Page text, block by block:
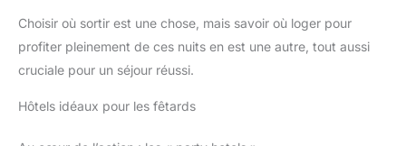
Choisir où sortir est une chose, mais savoir où loger pour
profiter pleinement de ces nuits en est une autre, tout aussi
cruciale pour un séjour réussi.
Hôtels idéaux pour les fêtards